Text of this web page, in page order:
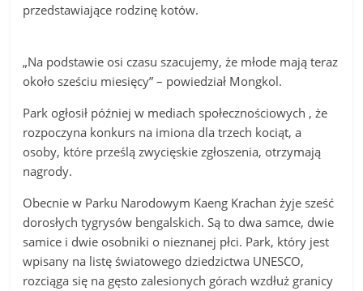
przedstawiające rodzinę kotów.
„Na podstawie osi czasu szacujemy, że młode mają teraz
około sześciu miesięcy” – powiedział Mongkol.
Park ogłosił później w mediach społecznościowych , że
rozpoczyna konkurs na imiona dla trzech kociąt, a
osoby, które prześlą zwycięskie zgłoszenia, otrzymają
nagrody.
Obecnie w Parku Narodowym Kaeng Krachan żyje sześć
dorosłych tygrysów bengalskich. Są to dwa samce, dwie
samice i dwie osobniki o nieznanej płci. Park, który jest
wpisany na listę światowego dziedzictwa UNESCO,
rozciąga się na gęsto zalesionych górach wzdłuż granicy